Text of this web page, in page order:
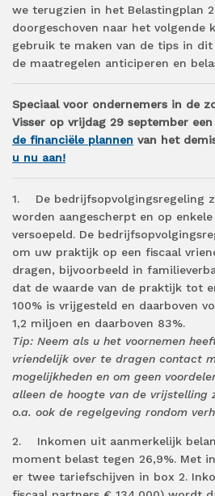
we terugzien in het Belastingplan
doorgeschoven naar het volgende
gebruik te maken van de tips in
de maatregelen anticiperen en
Speciaal voor ondernemers in de
Visser op vrijdag 29 september een
de financiële plannen van het
u nu aan!
1. De bedrijfsopvolgingsregeling
worden aangescherpt en op
versoepeld. De
om uw praktijk op een fiscaal
dragen, bijvoorbeeld in
dat de waarde van de praktijk tot
100% is vrijgesteld en daarboven
1,2 miljoen en daarboven 83%.
Tip: Neem als u het voornemen
vriendelijk over te dragen contact
mogelijkheden en om geen
alleen de hoogte van de vrijstelling
o.a. ook de regelgeving rondom
2. Inkomen uit aanmerkelijk
moment belast tegen 26,9%. Met
er twee tariefschijven in box 2.